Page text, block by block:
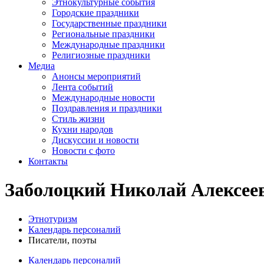
Этнокультурные события
Городские праздники
Государственные праздники
Региональные праздники
Международные праздники
Религиозные праздники
Медиа
Анонсы мероприятий
Лента событий
Международные новости
Поздравления и праздники
Cтиль жизни
Кухни народов
Дискуссии и новости
Новости с фото
Контакты
Заболоцкий Николай
Этнотуризм
Календарь персоналий
Писатели, поэты
Календарь персоналий